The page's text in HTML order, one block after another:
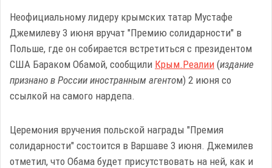
Неофициальному лидеру крымских татар Мустафе
Джемилеву 3 июня вручат "Премию солидарности" в
Польше, где он собирается встретиться с президентом
США Бараком Обамой, сообщили Крым.Реалии (издание
признано в России иностранным агентом) 2 июня со
ссылкой на самого нардепа.
Церемония вручения польской награды "Премия
солидарности" состоится в Варшаве 3 июня. Джемилев
отметил, что Обама будет присутствовать на ней, как и